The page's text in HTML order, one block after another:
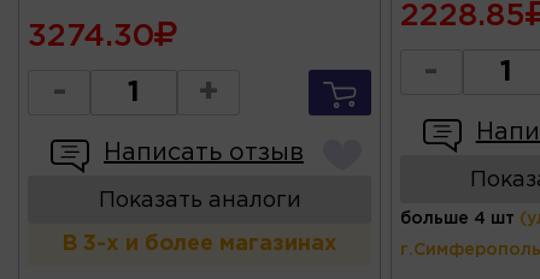
3274.30
- +
Написать отзыв
Показать аналоги
В 3-х и более магазинах
2228.85
-
больше 4 шт